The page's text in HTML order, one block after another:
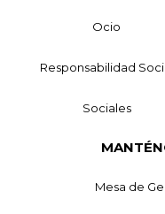
Ocio
Responsabilidad
Sociales
Mesa de